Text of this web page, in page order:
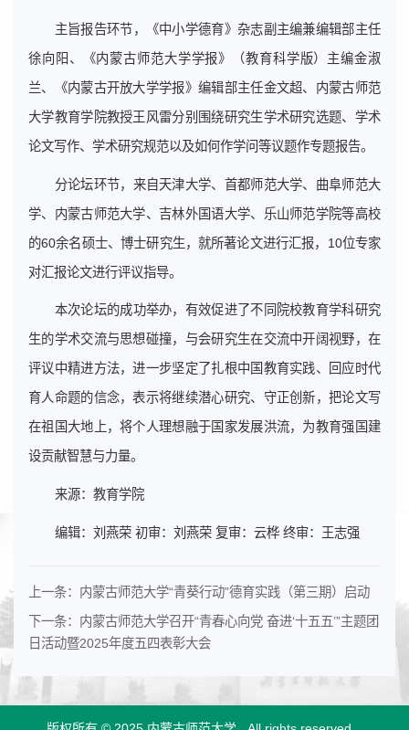
主旨报告环节，《中小学德育》杂志副主编兼编辑部主任
徐向阳、《内蒙古师范大学学报》（教育科学版）主编金淑
兰、《内蒙古开放大学学报》编辑部主任金文超、内蒙古师范
大学教育学院教授王风雷分别围绕研究生学术研究选题、学术
论文写作、学术研究规范以及如何作学问等议题作专题报告。
分论坛环节，来自天津大学、首都师范大学、曲阜师范大
学、内蒙古师范大学、吉林外国语大学、乐山师范学院等高校
的60余名硕士、博士研究生，就所著论文进行汇报，10位专家
对汇报论文进行评议指导。
本次论坛的成功举办，有效促进了不同院校教育学科研究
生的学术交流与思想碰撞，与会研究生在交流中开阔视野，在
评议中精进方法，进一步坚定了扎根中国教育实践、回应时代
育人命题的信念，表示将继续潜心研究、守正创新，把论文写
在祖国大地上，将个人理想融于国家发展洪流，为教育强国建
设贡献智慧与力量。
来源：教育学院
编辑：刘燕荣 初审：刘燕荣 复审：云桦 终审：王志强
上一条： 内蒙古师范大学“青葵行动”德育实践（第三期）启动
下一条： 内蒙古师范大学召开“青春心向党 奋进‘十五五’”主题团
日活动暨2025年度五四表彰大会